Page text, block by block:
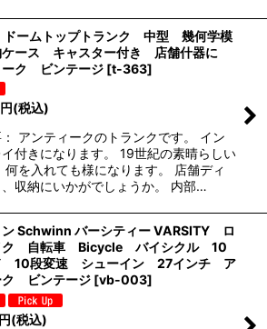
ームトップトランク 中型 幾何学模
ース キャスター付き 店舗什器に
ーク ビンテージ [t-363]
円(税込)
アンティークのトランクです。 イン
付きになります。 19世紀の素晴らしい
何を入れても様になります。 店舗ディ
、収納にいかがでしょうか。 内部…
ン Schwinn バーシティー VARSITY ロ
ク 自転車 Bicycle バイシクル 10
10段変速 シューイン 27インチ ア
ク ビンテージ [vb-003]
円(税込)